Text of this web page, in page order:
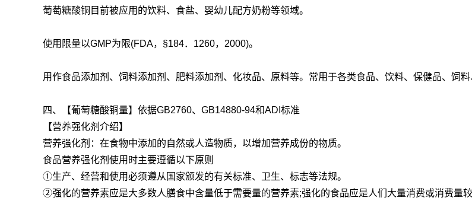
葡萄糖酸铜目前被应用的饮料、食盐、婴幼儿配方奶粉等领域。
使用限量以GMP为限(FDA，§184．1260，2000)。
用作食品添加剂、饲料添加剂、肥料添加剂、化妆品、原料等。常用于各类食品、饮料、保健品、饲料
四、【葡萄糖酸铜量】依据GB2760、GB14880-94和ADI标准
【营养强化剂介绍】
营养强化剂：在食物中添加的自然或人造物质，以增加营养成份的物质。
食品营养强化剂使用时主要遵循以下原则
①生产、经营和使用必须遵从国家颁发的有关标准、卫生、标志等法规。
②强化的营养素应是大多数人膳食中含量低于需要量的营养素;强化的食品应是人们大量消费或消费量较